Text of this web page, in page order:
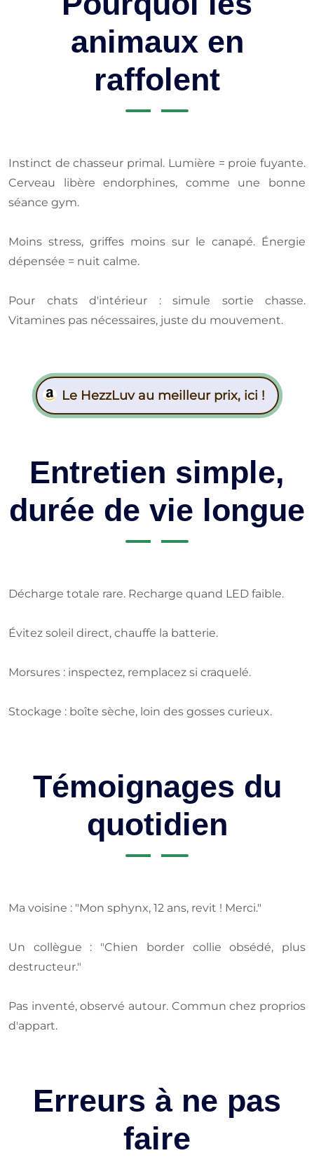
animaux en
raffolent
Instinct de chasseur primal. Lumière = proie fuyante.
Cerveau libère endorphines, comme une bonne
séance gym.
Moins stress, griffes moins sur le canapé. Énergie
dépensée = nuit calme.
Pour chats d'intérieur : simule sortie chasse.
Vitamines pas nécessaires, juste du mouvement.
Le HezzLuv au meilleur prix, ici !
Entretien simple,
durée de vie longue
Décharge totale rare. Recharge quand LED faible.
Évitez soleil direct, chauffe la batterie.
Morsures : inspectez, remplacez si craquelé.
Stockage : boîte sèche, loin des gosses curieux.
Témoignages du
quotidien
Ma voisine : "Mon sphynx, 12 ans, revit ! Merci."
Un collègue : "Chien border collie obsédé, plus
destructeur."
Pas inventé, observé autour. Commun chez proprios
d'appart.
Erreurs à ne pas
faire